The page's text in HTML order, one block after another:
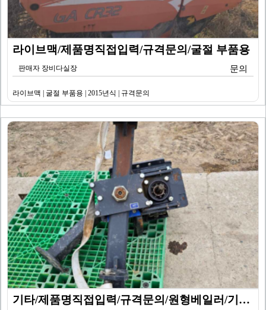
라이브맥/제품명직접입력/규격문의/굴절 부품용
판매자 장비다실장 문의
라이브맥 | 굴절 부품용 | 2015년식 | 규격문의
기타/제품명직접입력/규격문의/원형베일러/기타/2020년…